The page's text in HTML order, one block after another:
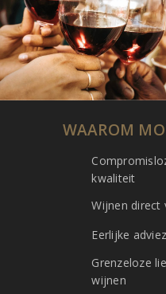
WAAROM
kwaliteit
Wijnen direct
Eerlijke
Grenzeloze
wijnen